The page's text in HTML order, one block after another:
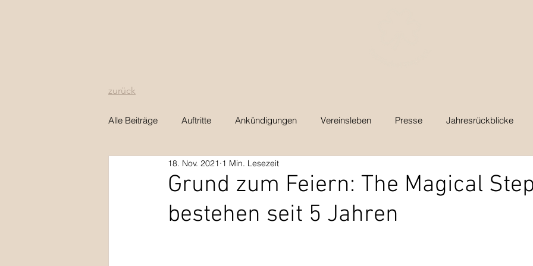
Alle Beiträge Auftritte Ankündigungen Vereinsleben Presse Jahresrückblicke
Grund zum Feiern: The Magical
bestehen seit 5 Jahren
18. Nov. 2021 1 Min. Lesezeit
zurück